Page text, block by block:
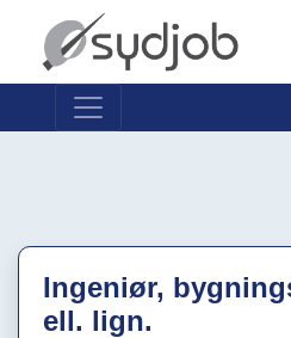
Ingeniør,
ell. lign.